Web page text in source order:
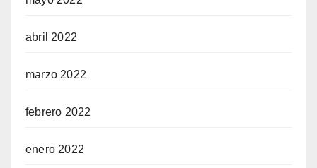
abril 2022
marzo 2022
febrero 2022
enero 2022